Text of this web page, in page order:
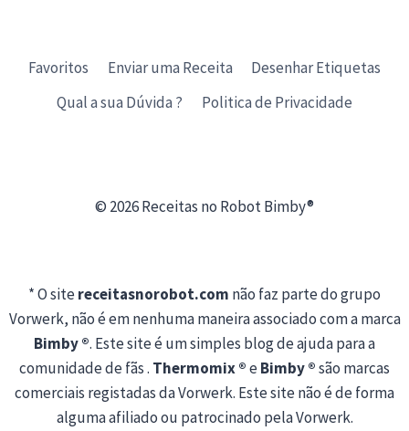
Favoritos Enviar uma Receita
Desenhar Etiquetas
Qual a sua Dúvida ?
Politica de Privacidade
© 2026 Receitas no Robot Bimby®
* O sitereceitasnorobot.com não faz parte do grupo
Vorwerk, não é em nenhuma maneira associado com a marca
Bimby ®. Este site é um simples blog de ajuda para a
comunidade de fãs . Thermomix ®eBimby ®são marcas
comerciais registadas da Vorwerk. Este site não é de forma
alguma afiliado ou patrocinado pela Vorwerk.